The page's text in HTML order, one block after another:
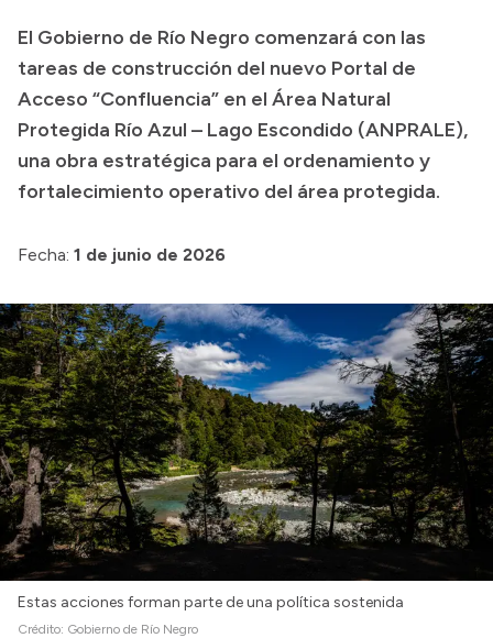
Transparencia
Presupuesto
Boletín Oficial
Compras y licitaciones
Consulta de pago a proveedores
Intranet
Login
El Gobierno de Río Negro comenzará con las
tareas de construcción del nuevo Portal de
Acceso “Confluencia” en el Área Natural
Protegida Río Azul – Lago Escondido (ANPRALE),
una obra estratégica para el ordenamiento y
fortalecimiento operativo del área protegida.
Fecha: 1 de junio de 2026
Estas acciones forman parte de una política sostenida
Crédito: Gobierno de Río Negro